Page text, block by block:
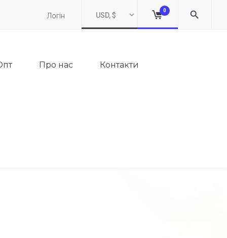
Логін USD, $
0
Про нас Контакти